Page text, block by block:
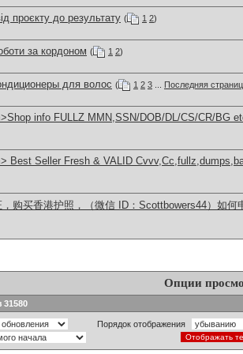
проєкту до результату ( 1 2)
за кордоном ( 1 2)
для волос ( 1 2 3 Последняя
info FULLZ MMN,SSN/DOB/DL/CS/CR/BG
Best Seller Fresh & VALID
购买香港护照，（微信 ID：Scottbowers44）如何
Опции
31580
Порядок отображения